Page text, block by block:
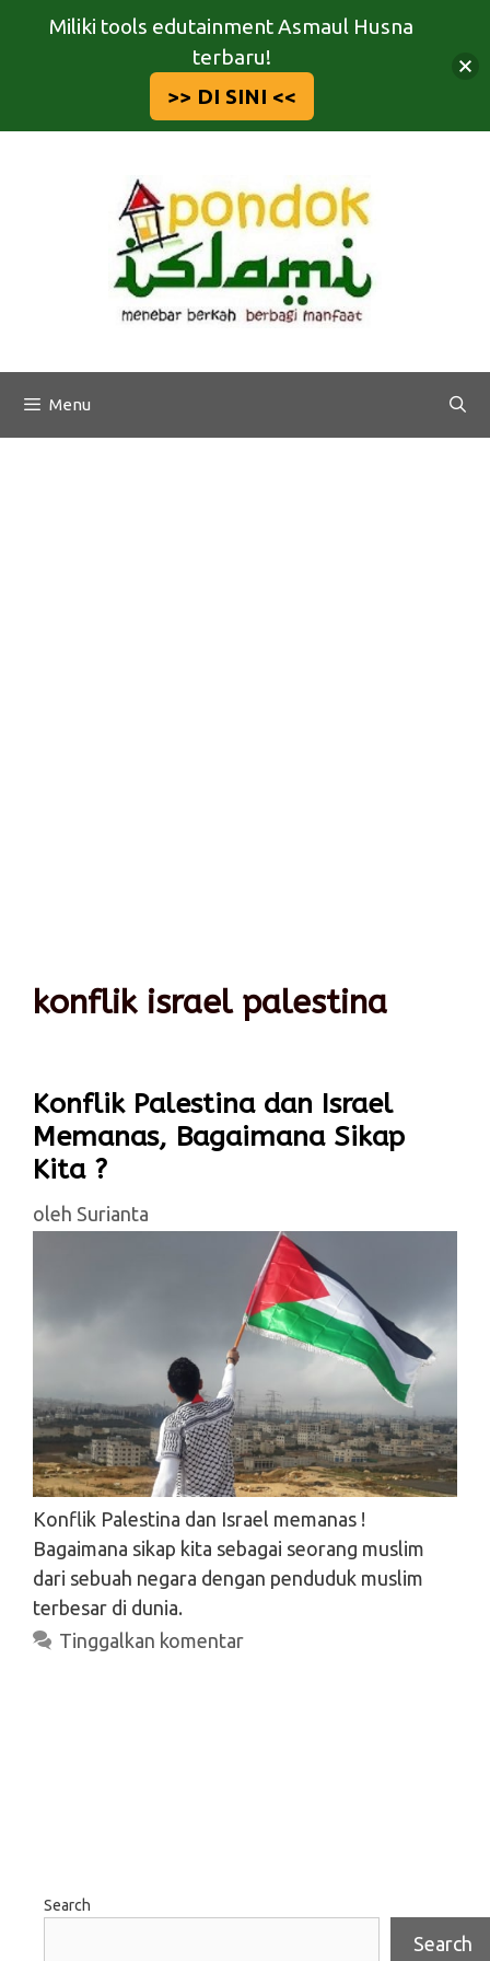
Menu
konflik israel palestina
Konflik Palestina dan Israel
Memanas, Bagaimana Sikap
Kita ?
oleh Surianta
Konflik Palestina dan Israel memanas !
Bagaimana sikap kita sebagai seorang muslim
dari sebuah negara dengan penduduk muslim
terbesar di dunia.
Tinggalkan komentar
Search
Search
Miliki tools edutainment Asmaul Husna
terbaru!
>> DI SINI <<